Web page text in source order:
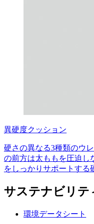
異硬度クッション
硬さの異なる3種類のウ
の前方は太ももを圧迫し
をしっかりサポートする
サステナビリテ
環境データシート